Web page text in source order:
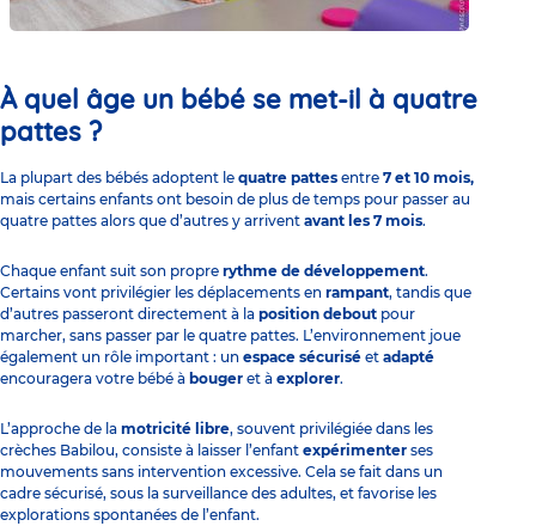
À quel âge un bébé se met-il à quatre
pattes ?
La plupart des bébés adoptent le quatre pattes entre 7 et 10 mois,
mais certains enfants ont besoin de plus de temps pour passer au
quatre pattes alors que d’autres y arrivent avant les 7 mois.
Chaque enfant suit son propre rythme de développement.
Certains vont privilégier les déplacements en rampant, tandis que
d’autres passeront directement à la position debout pour
marcher, sans passer par le quatre pattes. L’environnement joue
également un rôle important : un espace sécurisé et adapté
encouragera votre bébé à bouger et à explorer.
L’approche de la motricité libre, souvent privilégiée dans les
crèches Babilou, consiste à laisser l’enfant expérimenter ses
mouvements sans intervention excessive. Cela se fait dans un
cadre sécurisé, sous la surveillance des adultes, et favorise les
explorations spontanées de l’enfant.